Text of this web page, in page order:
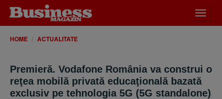
meniu
HOME ACTUALITATE
Premieră. Vodafone România va construi o
reţea mobilă privată educaţională bazată
exclusiv pe tehnologia 5G (5G standalone)